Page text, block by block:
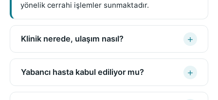
yönelik cerrahi işlemler sunmaktadır.
Klinik nerede, ulaşım nasıl?
Yabancı hasta kabul ediliyor mu?